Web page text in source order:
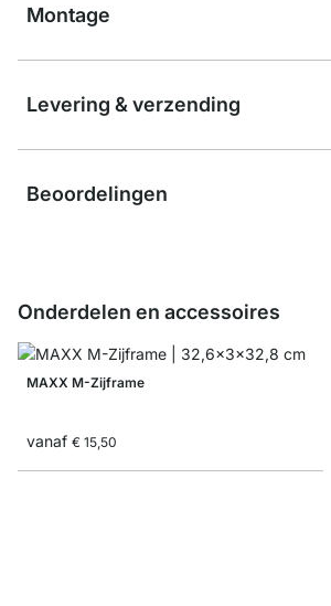
Montage
Levering & verzending
Beoordelingen
Onderdelen en accessoires
MAXX M-Zijframe
vanaf € 15,50